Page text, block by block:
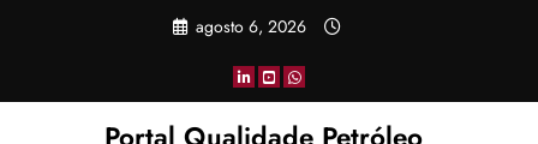
agosto 6, 2026